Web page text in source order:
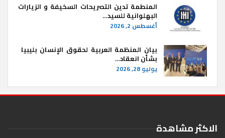
المنطمة تدين التصريحات السخيفة و الزيارات
البهلوانية للسيد…
أغسطس 2, 2026
بيان المنظمة العربية لحقوق الإنسان بليبيا ​
بشأن انعقاد…
يوليو 28, 2026
الاكثر مشاهدة